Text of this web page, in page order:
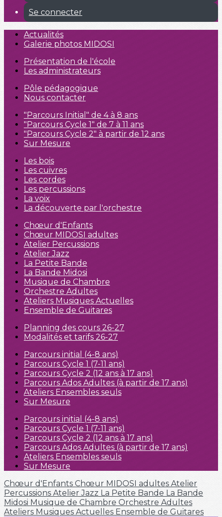
Se connecter
Actualités
Galerie photos MIDOSI
Présentation de l'école
Les administrateurs
Pôle pédagogique
Nous contacter
"Parcours Initial" de 4 à 8 ans
"Parcours Cycle 1" de 7 à 11 ans
"Parcours Cycle 2" à partir de 12 ans
Sur Mesure
Les bois
Les cuivres
Les cordes
Les percussions
La voix
La découverte par l'orchestre
Chœur d'Enfants
Chœur MIDOSI adultes
Atelier Percussions
Atelier Jazz
La Petite Bande
La Bande Midosi
Musique de Chambre
Orchestre Adultes
Ateliers Musiques Actuelles
Ensemble de Guitares
Planning des cours 26-27
Modalités et tarifs 26-27
Parcours initial (4-8 ans)
Parcours Cycle 1 (7-11 ans)
Parcours Cycle 2 (12 ans à 17 ans)
Parcours Ados Adultes (à partir de 17 ans)
Ateliers Ensembles seuls
Sur Mesure
Parcours initial (4-8 ans)
Parcours Cycle 1 (7-11 ans)
Parcours Cycle 2 (12 ans à 17 ans)
Parcours Ados Adultes (à partir de 17 ans)
Ateliers Ensembles seuls
Sur Mesure
Chœur d'Enfants Chœur MIDOSI adultes Atelier
Percussions Atelier Jazz La Petite Bande La Bande
Midosi Musique de Chambre Orchestre Adultes
Ateliers Musiques Actuelles Ensemble de Guitares